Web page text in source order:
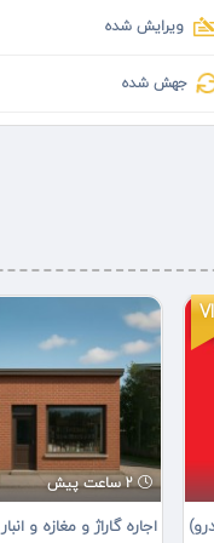
ویرایش شده
جهش شده
2 ساعت پیش
اجاره گاراژ و مغازه و انبار